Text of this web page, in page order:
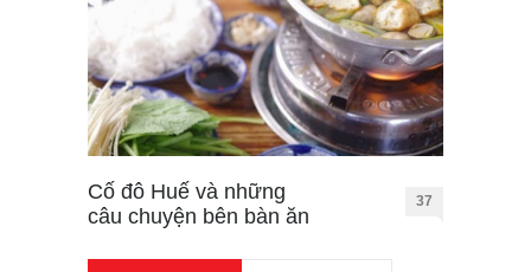
Cố đô Huế và những
câu chuyện bên bàn ăn
37